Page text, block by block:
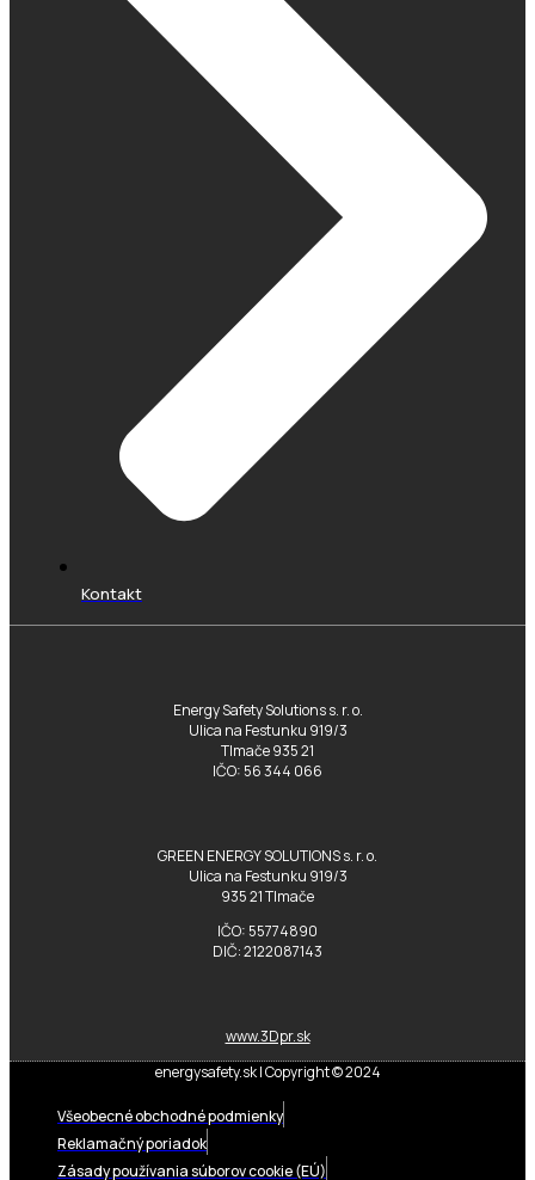
Kontakt
Energy Safety Solutions s. r. o.
Ulica na Festunku 919/3
Tlmače 935 21
IČO: 56 344 066
GREEN ENERGY SOLUTIONS s. r. o.
Ulica na Festunku 919/3
935 21 Tlmače
IČO: 55774890
DIČ: 2122087143
www.3Dpr.sk
energysafety.sk | Copyright © 2024
Všeobecné obchodné podmienky
Reklamačný poriadok
Zásady používania súborov cookie (EÚ)